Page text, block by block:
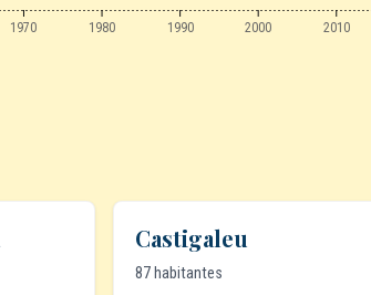
1970 1980 1990 2000 2010
Castigaleu
87 habitantes